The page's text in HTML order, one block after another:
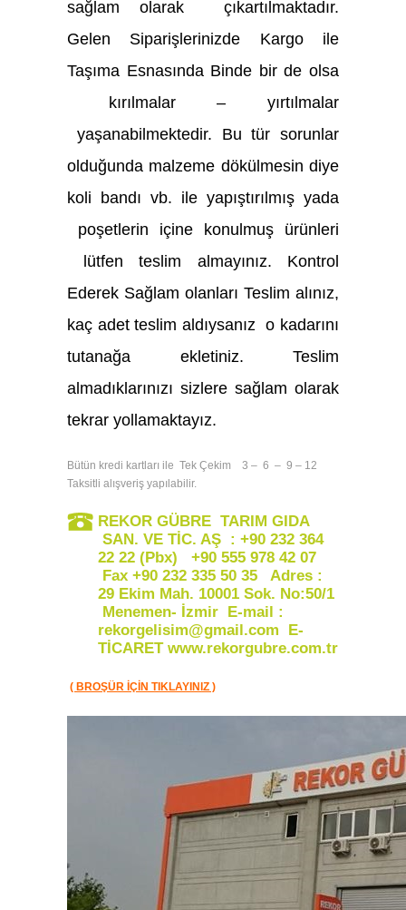
sağlam olarak çıkartılmaktadır.
Gelen Siparişlerinizde Kargo ile
Taşıma Esnasında Binde bir de olsa
kırılmalar – yırtılmalar
yaşanabilmektedir. Bu tür sorunlar
olduğunda malzeme dökülmesin diye
koli bandı vb. ile yapıştırılmış yada
poşetlerin içine konulmuş ürünleri
lütfen teslim almayınız. Kontrol
Ederek Sağlam olanları Teslim alınız,
kaç adet teslim aldıysanız o kadarını
tutanağa ekletiniz. Teslim
almadıklarınızı sizlere sağlam olarak
tekrar yollamaktayız.
Bütün kredi kartları ile Tek Çekim 3 – 6 – 9 – 12
Taksitli alışveriş yapılabilir.
REKOR GÜBRE TARIM GIDA
SAN. VE TİC. AŞ : +90 232 364
22 22 (Pbx) +90 555 978 42 07
Fax +90 232 335 50 35 Adres :
29 Ekim Mah. 10001 Sok. No:50/1
Menemen- İzmir E-mail :
rekorgelisim@gmail.com E-
TİCARET www.rekorgubre.com.tr
( BROŞÜR İÇİN TIKLAYINIZ )